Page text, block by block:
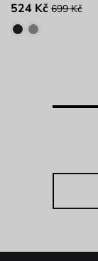
524 Kč 699 Kč